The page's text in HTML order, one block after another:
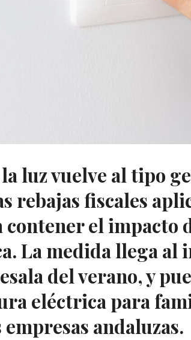
luz vuelve al tipo
rebajas fiscales
contener el impacto
La medida llega al
del verano, y
eléctrica para
empresas andaluzas.